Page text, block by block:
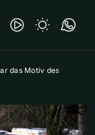
das Motiv des